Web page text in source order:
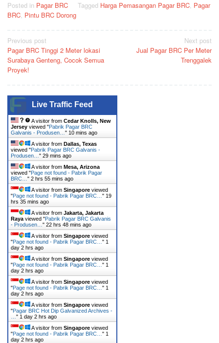
Posted in Pagar BRC Tagged Harga Pemasangan Pagar BRC, Pagar
BRC, Pintu BRC Dorong
Post
navigation
Previous post
Pagar BRC Tinggi 2 Meter lokasi
Surabaya Genteng, Cocok Semua
Proyek!
Next post
Jual Pagar BRC Per Meter
Trenggalek
Live Traffic Feed
A visitor from Cedar Knolls, New
Jersey viewed "Pabrik Pagar BRC
Galvanis - Produsen… " 10 mins ago
A visitor from Dallas, Texas
viewed "Pabrik Pagar BRC Galvanis -
Produsen… " 29 mins ago
A visitor from Mesa, Arizona
viewed "Page not found - Pabrik Pagar
BRC… " 2 hrs 55 mins ago
A visitor from Singapore viewed
"Page not found - Pabrik Pagar BRC… " 19
hrs 35 mins ago
A visitor from Jakarta, Jakarta
Raya viewed "Pabrik Pagar BRC Galvanis
- Produsen… " 22 hrs 48 mins ago
A visitor from Singapore viewed
"Page not found - Pabrik Pagar BRC… " 1
day 2 hrs ago
A visitor from Singapore viewed
"Page not found - Pabrik Pagar BRC… " 1
day 2 hrs ago
A visitor from Singapore viewed
"Page not found - Pabrik Pagar BRC… " 1
day 2 hrs ago
A visitor from Singapore viewed
"Pagar BRC Hot Dip Galvanized Archives -
" 1 day 2 hrs ago
A visitor from Singapore viewed
"Page not found - Pabrik Pagar BRC… " 1
day 2 hrs ago